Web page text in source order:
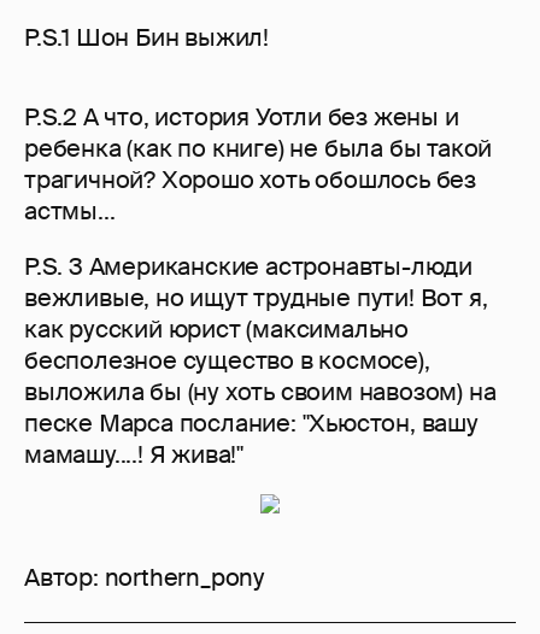
P.S.1 Шон Бин выжил!
P.S.2 А что, история Уотли без жены и
ребенка (как по книге) не была бы такой
трагичной? Хорошо хоть обошлось без
астмы...
P.S. 3 Американские астронавты-люди
вежливые, но ищут трудные пути! Вот я,
как русский юрист (максимально
бесполезное существо в космосе),
выложила бы (ну хоть своим навозом) на
песке Марса послание: "Хьюстон, вашу
мамашу....! Я жива!"
Автор: northern_pony